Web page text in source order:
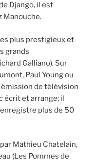
Django, il est
Manouche.
plus prestigieux et
grands
Galliano). Sur
Paul Young ou
émission de télévision
écrit et arrange; il
plus de 50
Mathieu Chatelain,
(Les Pommes de